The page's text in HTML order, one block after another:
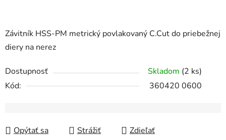
Závitník HSS-PM metrický povlakovaný C.Cut do priebežnej
diery na nerez
Dostupnosť Skladom (2 ks)
Kód:
360420 0600
Opýtať sa Strážiť Zdieľať